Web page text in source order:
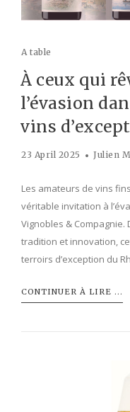
A table
À ceux qui
l’évasion
vins
23 April 2025 Julien
Les amateurs de vins
véritable invitation à
Vignobles &
tradition et innovation,
terroirs d’exception du
CONTINUER À LIRE ...